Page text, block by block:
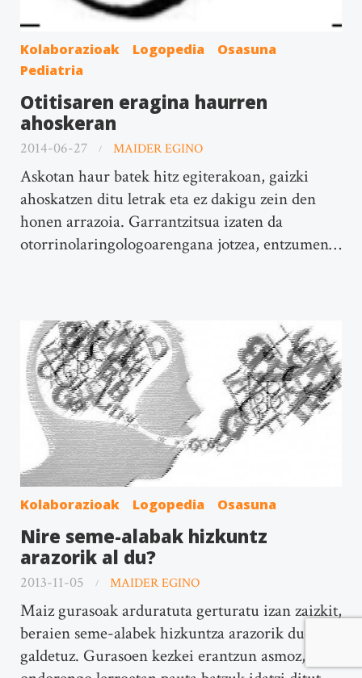
Kolaborazioak Logopedia
Osasuna
Pediatria
Otitisaren eragina haurren
ahoskeran
2014-06-27 MAIDER EGINO
Askotan haur batek hitz egiterakoan, gaizki
ahoskatzen ditu letrak eta ez dakigu zein den
honen arrazoia. Garrantzitsua izaten da
otorrinolaringologoarengana jotzea, entzumen…
Kolaborazioak Logopedia Osasuna
Nire seme-alabak hizkuntz
arazorik al du?
2013-11-05 MAIDER EGINO
Maiz gurasoak arduratuta gerturatu izan zaizkit,
beraien seme-alabek hizkuntza arazorik duen
galdetuz. Gurasoen kezkei erantzun asmoz,